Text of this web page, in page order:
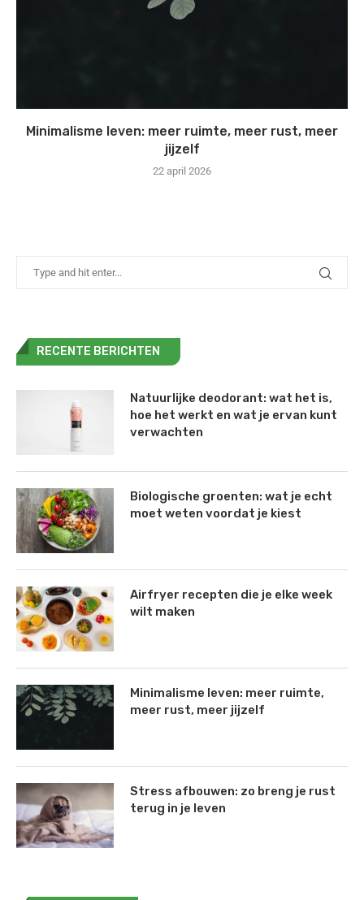
Minimalisme leven: meer ruimte, meer rust, meer
jijzelf
22 april 2026
RECENTE BERICHTEN
Natuurlijke deodorant: wat het is,
hoe het werkt en wat je ervan kunt
verwachten
Biologische groenten: wat je echt
moet weten voordat je kiest
Airfryer recepten die je elke week
wilt maken
Minimalisme leven: meer ruimte,
meer rust, meer jijzelf
Stress afbouwen: zo breng je rust
terug in je leven